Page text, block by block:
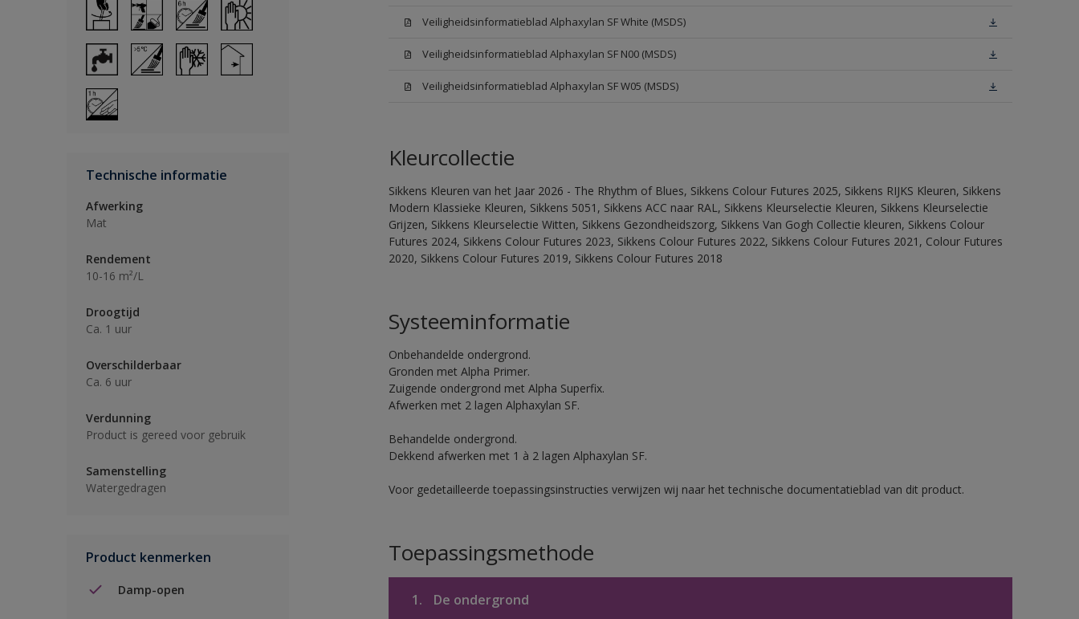
Technische informatie
Afwerking
Mat
Rendement
10-16 m²/L
Droogtijd
Ca. 1 uur
Overschilderbaar
Ca. 6 uur
Verdunning
Product is gereed voor gebruik
Samenstelling
Watergedragen
Product kenmerken
Damp-open
Veiligheidsinformatieblad Alphaxylan SF White (MSDS)
Veiligheidsinformatieblad Alphaxylan SF N00 (MSDS)
Veiligheidsinformatieblad Alphaxylan SF W05 (MSDS)
Kleurcollectie
Sikkens Kleuren van het Jaar 2026 - The Rhythm of Blues, Sikkens Colour Futures 2025, Sikkens RIJKS Kleuren, Sikkens
Modern Klassieke Kleuren, Sikkens 5051, Sikkens ACC naar RAL, Sikkens Kleurselectie Kleuren, Sikkens Kleurselectie
Grijzen, Sikkens Kleurselectie Witten, Sikkens Gezondheidszorg, Sikkens Van Gogh Collectie kleuren, Sikkens Colour
Futures 2024, Sikkens Colour Futures 2023, Sikkens Colour Futures 2022, Sikkens Colour Futures 2021, Colour Futures
2020, Sikkens Colour Futures 2019, Sikkens Colour Futures 2018
Systeeminformatie
Onbehandelde ondergrond.
Gronden met Alpha Primer.
Zuigende ondergrond met Alpha Superfix.
Afwerken met 2 lagen Alphaxylan SF.
Behandelde ondergrond.
Dekkend afwerken met 1 à 2 lagen Alphaxylan SF.
Voor gedetailleerde toepassingsinstructies verwijzen wij naar het technische documentatieblad van dit product.
Toepassingsmethode
1. De ondergrond